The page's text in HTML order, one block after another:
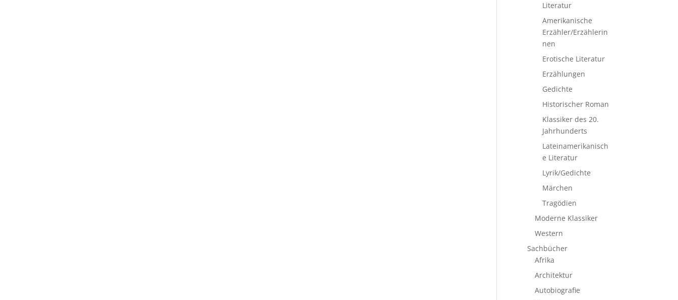
Literatur
Amerikanische
Erzähler/Erzählerin
nen
Erotische Literatur
Erzählungen
Gedichte
Historischer Roman
Klassiker des 20.
Jahrhunderts
Lateinamerikanisch
e Literatur
Lyrik/Gedichte
Märchen
Tragödien
Moderne Klassiker
Western
Sachbücher
Afrika
Architektur
Autobiografie